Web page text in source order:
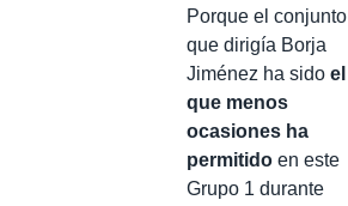
Porque el conjunto
que dirigía Borja
Jiménez ha sido el
que menos
ocasiones ha
permitido en este
Grupo 1 durante